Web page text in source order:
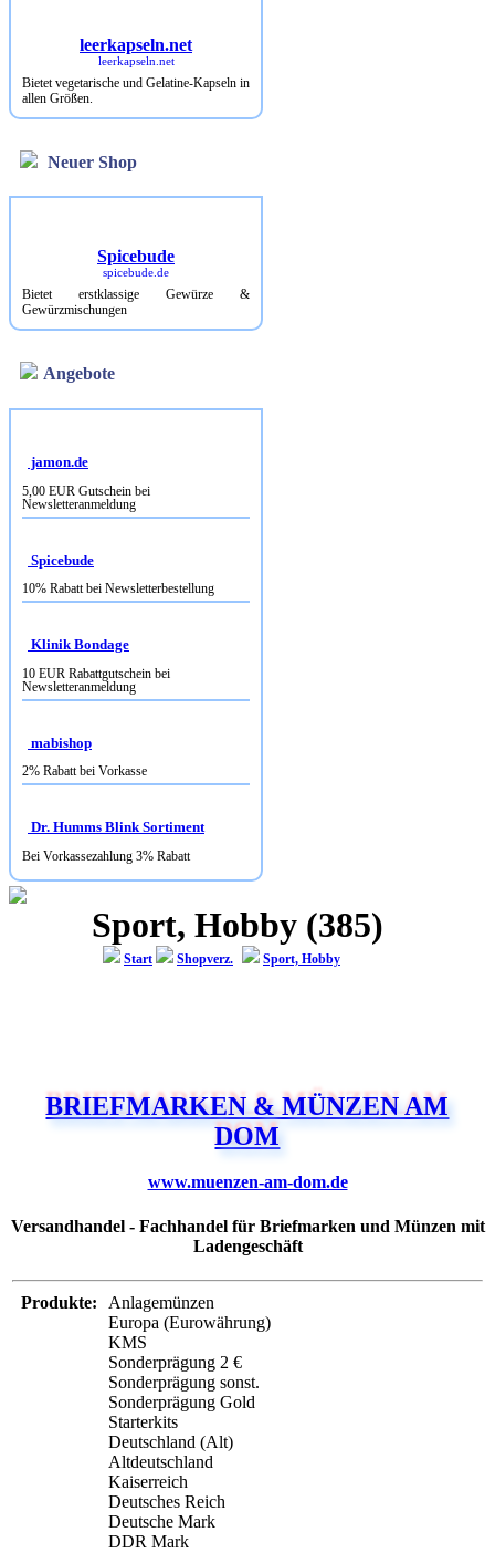
leerkapseln.net
leerkapseln.net
Bietet vegetarische und Gelatine-Kapseln in
allen Größen.
Neuer Shop
Spicebude
spicebude.de
Bietet erstklassige Gewürze &
Gewürzmischungen
Angebote
jamon.de
5,00 EUR Gutschein bei
Newsletteranmeldung
Spicebude
10% Rabatt bei Newsletterbestellung
Klinik Bondage
10 EUR Rabattgutschein bei
Newsletteranmeldung
mabishop
2% Rabatt bei Vorkasse
Dr. Humms Blink Sortiment
Bei Vorkassezahlung 3% Rabatt
Sport, Hobby (385)
Start Shopverz. Sport, Hobby
BRIEFMARKEN & MÜNZEN AM
DOM
www.muenzen-am-dom.de
Versandhandel - Fachhandel für Briefmarken und Münzen mit
Ladengeschäft
Produkte:
Anlagemünzen
Europa (Eurowährung)
KMS
Sonderprägung 2 €
Sonderprägung sonst.
Sonderprägung Gold
Starterkits
Deutschland (Alt)
Altdeutschland
Kaiserreich
Deutsches Reich
Deutsche Mark
DDR Mark